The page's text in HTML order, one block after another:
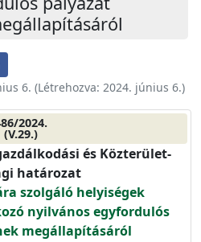
6. (Létrehozva: 2024. június 6.)
2024.
(V.29.)
és Közterület-
határozat
szolgáló helyiségek
nyilvános egyfordulós
megállapításáról